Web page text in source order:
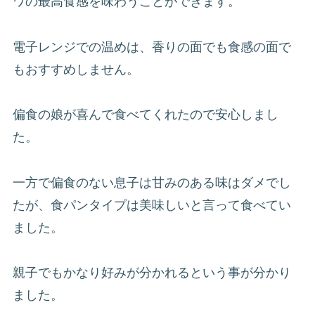
電子レンジでの温めは、香りの面でも食感の面で
もおすすめしません。
偏食の娘が喜んで食べてくれたので安心しまし
た。
一方で偏食のない息子は甘みのある味はダメでし
たが、食パンタイプは美味しいと言って食べてい
ました。
親子でもかなり好みが分かれるという事が分かり
ました。